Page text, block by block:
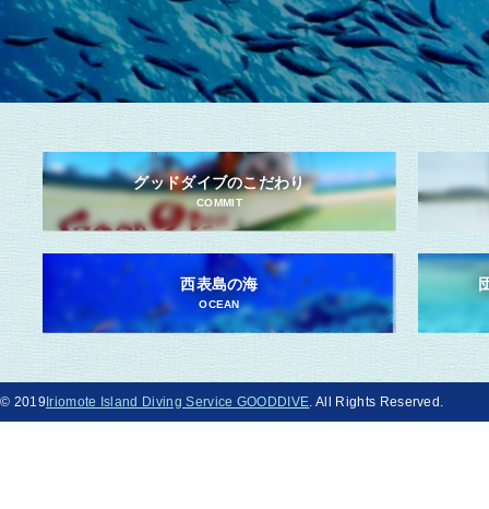
グッドダイブのこだわり
COMMIT
西表島の海
OCEAN
© 2019Iriomote Island Diving Service GOODDIVE . All Rights Reserved.